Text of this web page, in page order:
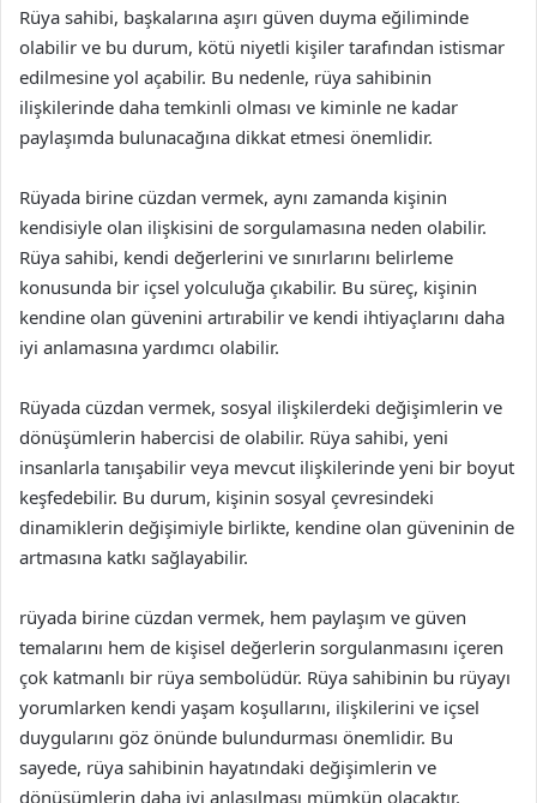
Rüya sahibi, başkalarına aşırı güven duyma eğiliminde
olabilir ve bu durum, kötü niyetli kişiler tarafından istismar
edilmesine yol açabilir. Bu nedenle, rüya sahibinin
ilişkilerinde daha temkinli olması ve kiminle ne kadar
paylaşımda bulunacağına dikkat etmesi önemlidir.
Rüyada birine cüzdan vermek, aynı zamanda kişinin
kendisiyle olan ilişkisini de sorgulamasına neden olabilir.
Rüya sahibi, kendi değerlerini ve sınırlarını belirleme
konusunda bir içsel yolculuğa çıkabilir. Bu süreç, kişinin
kendine olan güvenini artırabilir ve kendi ihtiyaçlarını daha
iyi anlamasına yardımcı olabilir.
Rüyada cüzdan vermek, sosyal ilişkilerdeki değişimlerin ve
dönüşümlerin habercisi de olabilir. Rüya sahibi, yeni
insanlarla tanışabilir veya mevcut ilişkilerinde yeni bir boyut
keşfedebilir. Bu durum, kişinin sosyal çevresindeki
dinamiklerin değişimiyle birlikte, kendine olan güveninin de
artmasına katkı sağlayabilir.
rüyada birine cüzdan vermek, hem paylaşım ve güven
temalarını hem de kişisel değerlerin sorgulanmasını içeren
çok katmanlı bir rüya sembolüdür. Rüya sahibinin bu rüyayı
yorumlarken kendi yaşam koşullarını, ilişkilerini ve içsel
duygularını göz önünde bulundurması önemlidir. Bu
sayede, rüya sahibinin hayatındaki değişimlerin ve
dönüşümlerin daha iyi anlaşılması mümkün olacaktır.